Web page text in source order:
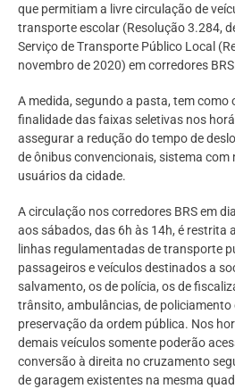
que permitiam a livre circulação de
transporte escolar (Resolução 3.284,
Serviço de Transporte Público Local
novembro de 2020) em corredores
A medida, segundo a pasta, tem como
finalidade das faixas seletivas nos
assegurar a redução do tempo de
de ônibus convencionais, sistema com
usuários da cidade.
A circulação nos corredores BRS em
aos sábados, das 6h às 14h, é restrita
linhas regulamentadas de transporte
passageiros e veículos destinados a
salvamento, os de polícia, os de
trânsito, ambulâncias, de policiamento
preservação da ordem pública. Nos
demais veículos somente poderão
conversão à direita no cruzamento
de garagem existentes na mesma